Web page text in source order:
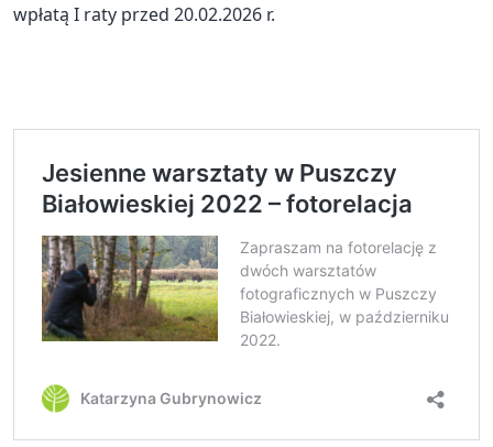
wpłatą I raty przed 20.02.2026 r.